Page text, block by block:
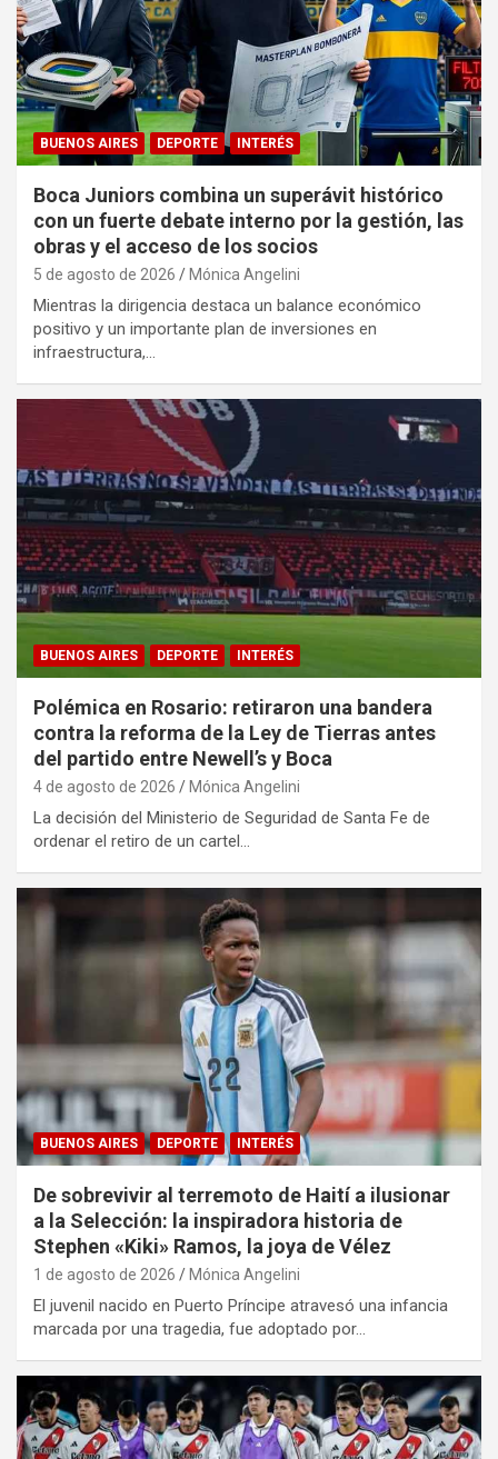
BUENOS AIRES DEPORTE INTERÉS
Boca Juniors combina un superávit histórico
con un fuerte debate interno por la gestión, las
obras y el acceso de los socios
5 de agosto de 2026 Mónica Angelini
Mientras la dirigencia destaca un balance económico
positivo y un importante plan de inversiones en
infraestructura,…
BUENOS AIRES DEPORTE INTERÉS
Polémica en Rosario: retiraron una bandera
contra la reforma de la Ley de Tierras antes
del partido entre Newell’s y Boca
4 de agosto de 2026 Mónica Angelini
La decisión del Ministerio de Seguridad de Santa Fe de
ordenar el retiro de un cartel…
BUENOS AIRES DEPORTE INTERÉS
De sobrevivir al terremoto de Haití a ilusionar
a la Selección: la inspiradora historia de
Stephen «Kiki» Ramos, la joya de Vélez
1 de agosto de 2026 Mónica Angelini
El juvenil nacido en Puerto Príncipe atravesó una infancia
marcada por una tragedia, fue adoptado por…